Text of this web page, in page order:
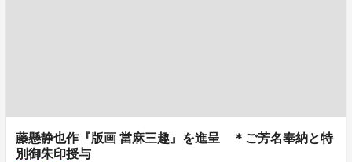
藤懸静也作『版画 當麻三趣』を進呈 ＊ご芳名奉納と特
別御朱印授与